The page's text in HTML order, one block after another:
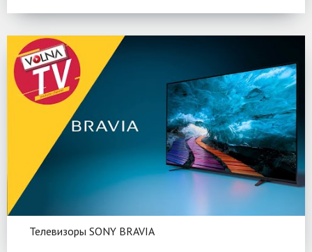
Телевизоры SONY BRAVIA